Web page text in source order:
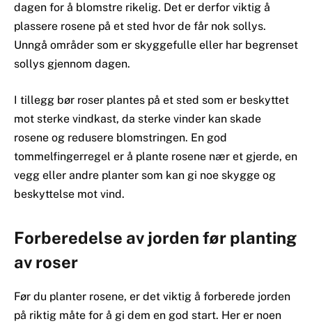
dagen for å blomstre rikelig. Det er derfor viktig å
plassere rosene på et sted hvor de får nok sollys.
Unngå områder som er skyggefulle eller har begrenset
sollys gjennom dagen.
I tillegg bør roser plantes på et sted som er beskyttet
mot sterke vindkast, da sterke vinder kan skade
rosene og redusere blomstringen. En god
tommelfingerregel er å plante rosene nær et gjerde, en
vegg eller andre planter som kan gi noe skygge og
beskyttelse mot vind.
Forberedelse av jorden før planting
av roser
Før du planter rosene, er det viktig å forberede jorden
på riktig måte for å gi dem en god start. Her er noen